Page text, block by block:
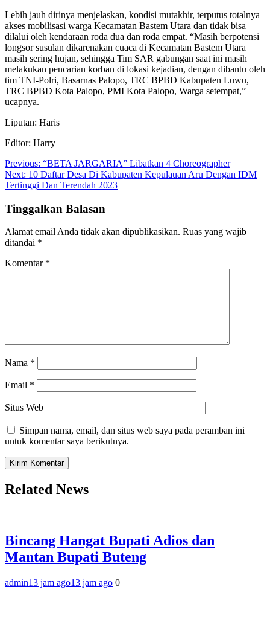
Lebih jauh dirinya menjelaskan, kondisi mutakhir, terputus totalnya
akses mobilisasi warga Kecamatan Bastem Utara dan tidak bisa
dilalui oleh kendaraan roda dua dan roda empat. “Masih berpotensi
longsor susulan dikarenakan cuaca di Kecamatan Bastem Utara
masih sering hujan, sehingga Tim SAR gabungan saat ini masih
melakukan pencarian korban di lokasi kejadian, dengan dibantu oleh
tim TNI-Polri, Basarnas Palopo, TRC BPBD Kabupaten Luwu,
TRC BPBD Kota Palopo, PMI Kota Palopo, Warga setempat,”
ucapnya.
Liputan: Haris
Editor: Harry
Navigasi
pos
Previous: “BETA JARGARIA” Libatkan 4 Choreographer
Next: 10 Daftar Desa Di Kabupaten Kepulauan Aru Dengan IDM
Tertinggi Dan Terendah 2023
Tinggalkan Balasan
Alamat email Anda tidak akan dipublikasikan. Ruas yang wajib
ditandai *
Komentar *
Nama *
Email *
Situs Web
Simpan nama, email, dan situs web saya pada peramban ini
untuk komentar saya berikutnya.
Related News
Bincang Hangat Bupati Adios dan
Mantan Bupati Buteng
admin13 jam ago13 jam ago 0